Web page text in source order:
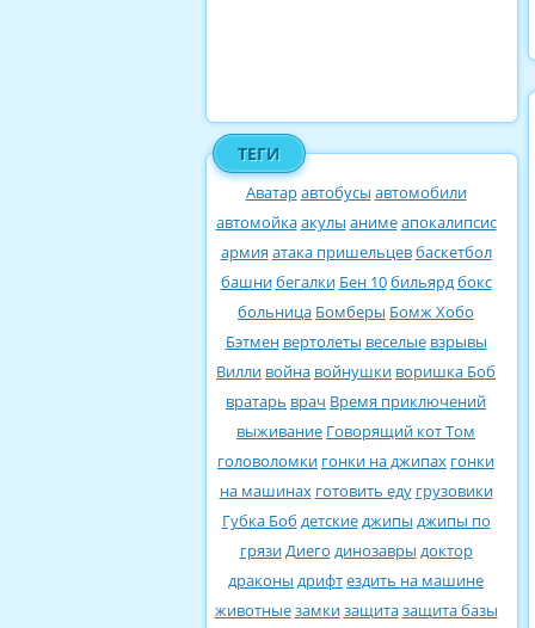
ТЕГИ
Аватаравтобусы автомобили
автомойкаакулы анимеапокалипсис
армия атака пришельцевбаскетбол
башнибегалки Бен 10бильярдбокс
больница Бомберы Бомж Хобо
Бэтмен вертолеты веселые взрывы
Вилли война войнушки воришка Боб
вратарь врач Время приключений
выживание Говорящий кот Том
головоломки гонки на джипах гонки
на машинах готовить еду грузовики
Губка Боб детскиеджипы джипы по
грязиДиего динозавры доктор
драконы дрифтездить на машине
животныезамкизащитазащита базы